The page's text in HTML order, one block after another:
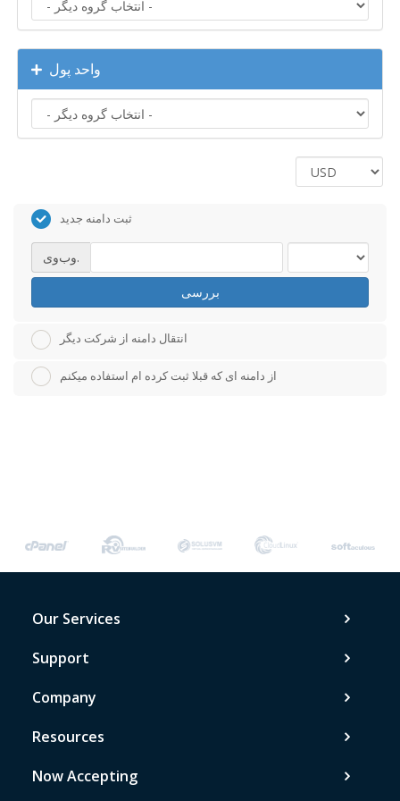
واحد پول
ثبت دامنه جدید
وب‌وی.
بررسی
انتقال دامنه از شرکت دیگر
از دامنه ای که قبلا ثبت کرده ام استفاده میکنم
Our Services
Support
Company
Resources
Now Accepting